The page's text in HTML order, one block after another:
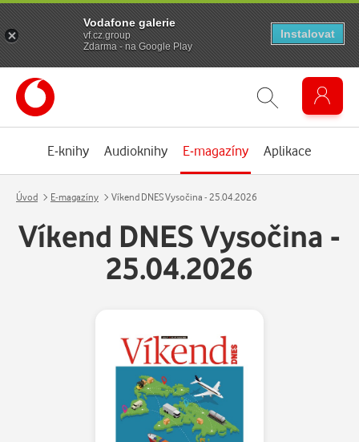
E-knihy Audioknihy E-magazíny Aplikace
Úvod E-magazíny Víkend DNES Vysočina - 25.04.2026
Víkend DNES Vysočina -
25.04.2026
Vodafone galerie
vf.cz.group
Zdarma - na Google Play
Instalovat